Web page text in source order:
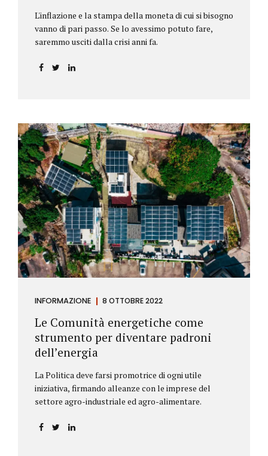
L'inflazione e la stampa della moneta di cui si bisogno
vanno di pari passo. Se lo avessimo potuto fare,
saremmo usciti dalla crisi anni fa.
INFORMAZIONE 8 OTTOBRE 2022
Le Comunità energetiche come
strumento per diventare padroni
dell’energia
La Politica deve farsi promotrice di ogni utile
iniziativa, firmando alleanze con le imprese del
settore agro-industriale ed agro-alimentare.